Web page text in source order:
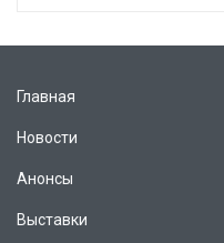
Главная
Новости
Анонсы
Выставки